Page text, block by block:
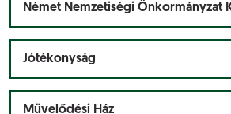
Német Nemzetiségi Önkormányzat
Jótékonyság
Művelődési Ház